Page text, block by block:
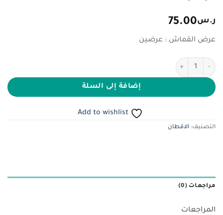
ر.س75.00
عرض القماش : عرضين
كمية شانيل
إضافة إلى السلة
Add to wishlist
التصنيف: الاقطان
مراجعات (0)
المراجعات